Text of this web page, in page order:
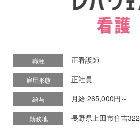
職種 正看護師
雇用形態 正社員
給与 月給 265,000円～
勤務地 長野県上田市住吉322